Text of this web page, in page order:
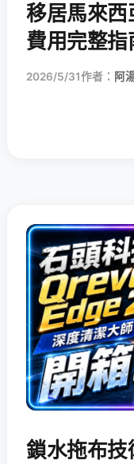
移居馬來
費用完整指
2026/5/31作者： 阿
鎖水拖布